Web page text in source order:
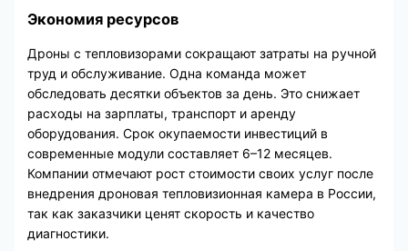
Экономия ресурсов
Дроны с тепловизорами сокращают затраты на ручной
труд и обслуживание. Одна команда может
обследовать десятки объектов за день. Это снижает
расходы на зарплаты, транспорт и аренду
оборудования. Срок окупаемости инвестиций в
современные модули составляет 6–12 месяцев.
Компании отмечают рост стоимости своих услуг после
внедрения дроновая тепловизионная камера в России,
так как заказчики ценят скорость и качество
диагностики.